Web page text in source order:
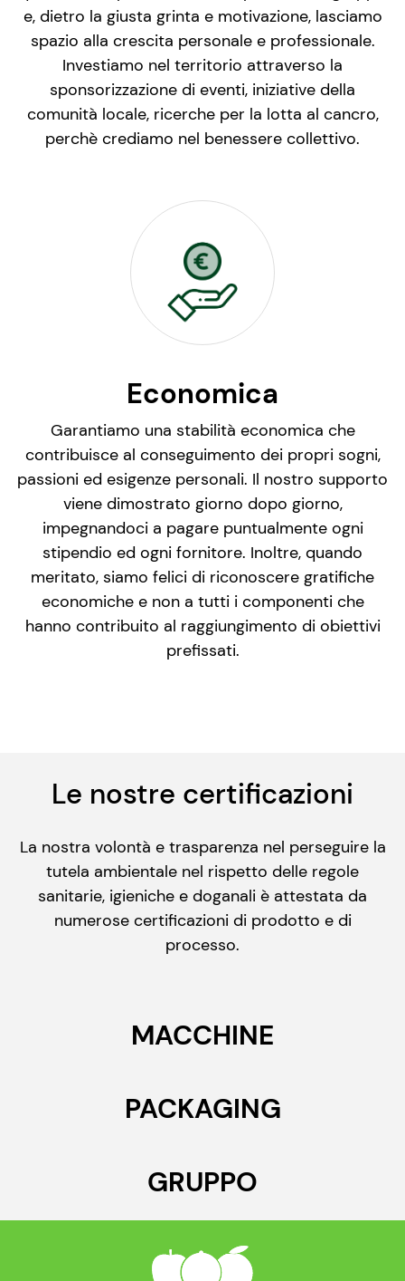
e, dietro la giusta grinta e motivazione, lasciamo
spazio alla crescita personale e professionale.
Investiamo nel territorio attraverso la
sponsorizzazione di eventi, iniziative della
comunità locale, ricerche per la lotta al cancro,
perchè crediamo nel benessere collettivo.
Economica
Garantiamo una stabilità economica che
contribuisce al conseguimento dei propri sogni,
passioni ed esigenze personali. Il nostro supporto
viene dimostrato giorno dopo giorno,
impegnandoci a pagare puntualmente ogni
stipendio ed ogni fornitore. Inoltre, quando
meritato, siamo felici di riconoscere gratifiche
economiche e non a tutti i componenti che
hanno contribuito al raggiungimento di obiettivi
prefissati.
Le nostre certificazioni
La nostra volontà e trasparenza nel perseguire la
tutela ambientale nel rispetto delle regole
sanitarie, igieniche e doganali è attestata da
numerose certificazioni di prodotto e di
processo.
MACCHINE
PACKAGING
GRUPPO